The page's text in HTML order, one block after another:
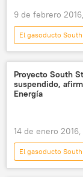
9 de febrero
El gasoducto
Internacional
South Stream
noticias
Proyecto South
suspendido,
Energía
14 de enero 2016,
El gasoducto
Rusia